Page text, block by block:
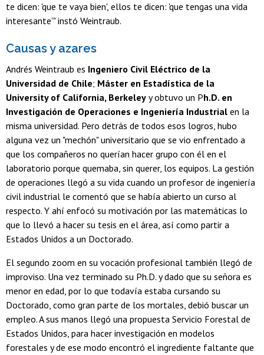
te dicen: 'que te vaya bien', ellos te dicen: 'que tengas una vida
interesante'" instó Weintraub.
Causas y azares
Andrés Weintraub es Ingeniero Civil Eléctrico de la
Universidad de Chile; Máster en Estadística de la
University of California, Berkeley y obtuvo un Ph.D. en
Investigación de Operaciones e Ingeniería Industrial en la
misma universidad. Pero detrás de todos esos logros, hubo
alguna vez un "mechón" universitario que se vio enfrentado a
que los compañeros no querían hacer grupo con él en el
laboratorio porque quemaba, sin querer, los equipos. La gestión
de operaciones llegó a su vida cuando un profesor de ingeniería
civil industrial le comentó que se había abierto un curso al
respecto. Y ahí enfocó su motivación por las matemáticas lo
que lo llevó a hacer su tesis en el área, así como partir a
Estados Unidos a un Doctorado.
El segundo zoom en su vocación profesional también llegó de
improviso. Una vez terminado su Ph.D. y dado que su señora es
menor en edad, por lo que todavía estaba cursando su
Doctorado, como gran parte de los mortales, debió buscar un
empleo. A sus manos llegó una propuesta Servicio Forestal de
Estados Unidos, para hacer investigación en modelos
forestales y de ese modo encontró el ingrediente faltante que